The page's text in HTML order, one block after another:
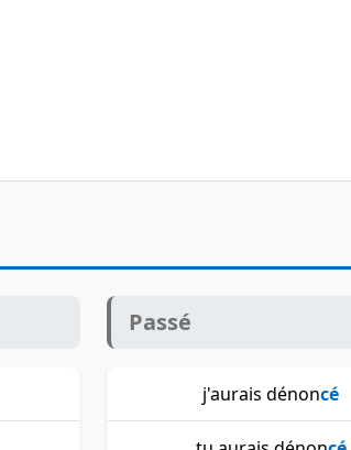
Passé
j'aurais dénoncé